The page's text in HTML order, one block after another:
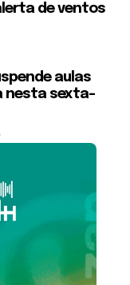
de ventos
aulas
nesta sexta-